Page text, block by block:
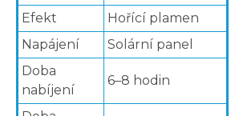
Efekt
Hořící plamen
Napájení
Solární panel
Doba
nabíjení
6–8 hodin